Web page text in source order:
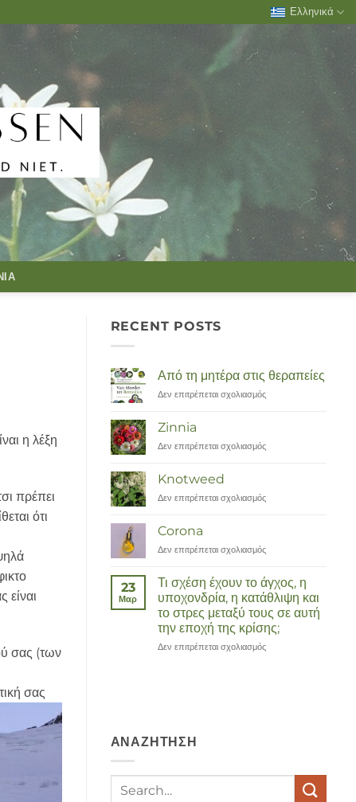
Ελληνικά
η λέξη
πρέπει
ότι
είναι
σας (των
σας
RECENT POSTS
Από τη μητέρα στις θεραπείες
Δεν επιτρέπεται σχολιασμόςστο
Remedies
Zinnia
Δεν επιτρέπεται σχολιασμόςστο
Knotweed
Δεν επιτρέπεται σχολιασμόςστο
Corona
Δεν επιτρέπεται σχολιασμόςστο
23
Μαρ
Τι σχέση έχουν το άγχος, η
υποχονδρία, η κατάθλιψη και
το στρες μεταξύ τους σε αυτή
την εποχή της κρίσης;
Δεν επιτρέπεται σχολιασμόςστο
ΑΝΑΖΉΤΗΣΗ